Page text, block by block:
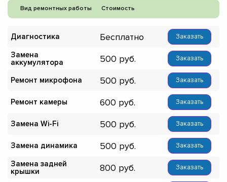
Вид ремонтных работы Стоимость
Диагностика Бесплатно Заказать
Замена
аккумулятора
500 Заказать
Ремонт микрофона 500 Заказать
Ремонт камеры 600 Заказать
Замена Wi-Fi 500 Заказать
Замена динамика 500 Заказать
Замена задней
крышки
800 Заказать